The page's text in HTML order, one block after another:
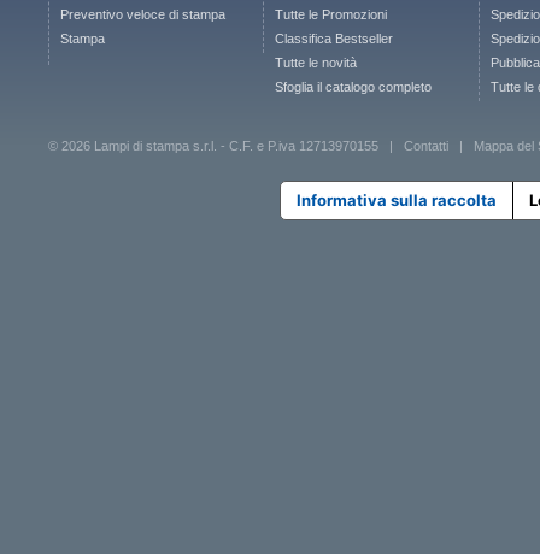
Preventivo veloce di stampa
Stampa
Tutte le Promozioni
Classifica Bestseller
Tutte le novità
Sfoglia il catalogo completo
Tutte le
© 2026 Lampi di stampa s.r.l. - C.F. e P.iva 12713970155 | Contatti Mappa del
Informativa sulla raccolta